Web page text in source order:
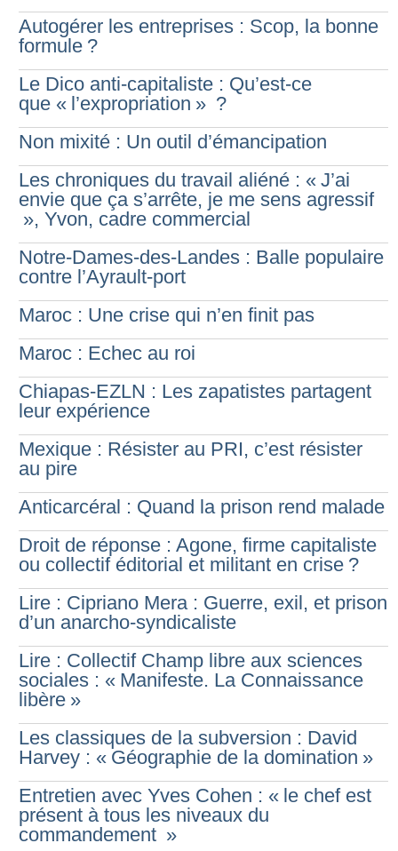
Autogérer les entreprises : Scop, la bonne
formule ?
Le Dico anti-capitaliste : Qu’est-ce
que « l’expropriation » ?
Non mixité : Un outil d’émancipation
Les chroniques du travail aliéné : « J’ai
envie que ça s’arrête, je me sens agressif
», Yvon, cadre commercial
Notre-Dames-des-Landes : Balle populaire
contre l’Ayrault-port
Maroc : Une crise qui n’en finit pas
Maroc : Echec au roi
Chiapas-EZLN : Les zapatistes partagent
leur expérience
Mexique : Résister au PRI, c’est résister
au pire
Anticarcéral : Quand la prison rend malade
Droit de réponse : Agone, firme capitaliste
ou collectif éditorial et militant en crise ?
Lire : Cipriano Mera : Guerre, exil, et prison
d’un anarcho-syndicaliste
Lire : Collectif Champ libre aux sciences
sociales : « Manifeste. La Connaissance
libère »
Les classiques de la subversion : David
Harvey : « Géographie de la domination »
Entretien avec Yves Cohen : « le chef est
présent à tous les niveaux du
commandement »